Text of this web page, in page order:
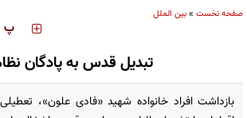
صفحه نخست »بین الملل
‍‍‍ پ
تبدیل قدس به پادگان
بازداشت افراد خانواده شهید «فادی علون»،